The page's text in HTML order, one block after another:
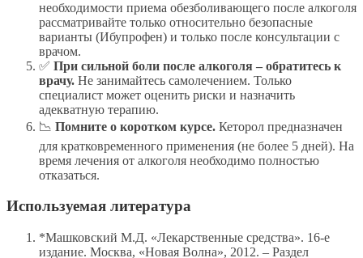
необходимости приема обезболивающего после алкоголя
рассматривайте только относительно безопасные
варианты (Ибупрофен) и только после консультации с
врачом.
✅ При сильной боли после алкоголя – обратитесь к
врачу. Не занимайтесь самолечением. Только
специалист может оценить риски и назначить
адекватную терапию.
📉 Помните о коротком курсе. Кеторол предназначен
для кратковременного применения (не более 5 дней). На
время лечения от алкоголя необходимо полностью
отказаться.
Используемая литература
*Машковский М.Д. «Лекарственные средства». 16-е
издание. Москва, «Новая Волна», 2012. – Раздел